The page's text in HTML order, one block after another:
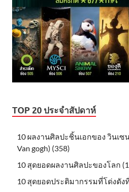
TOP 20 ประจำสัปดาห์
10 ผลงานศิลปะชิ้นเอกของ วินเซ
Van gogh) (358)
10 สุดยอดผลงานศิลปะของโลก
10 สุดยอดประติมากรรมที่โด่งดัง